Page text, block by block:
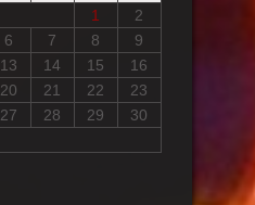
1
2
6 7 8
9
13 14 15
16
20 21 22
23
27 28 29
30